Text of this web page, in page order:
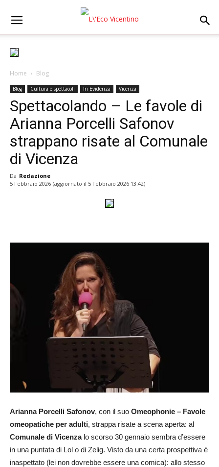
Home Blog
Blog Cultura e spettacoli In Evidenza Vicenza
Spettacolando – Le favole di
Arianna Porcelli Safonov
strappano risate al Comunale
di Vicenza
Da Redazione
5 Febbraio 2026 (aggiornato il 5 Febbraio 2026 13:42)
Arianna Porcelli Safonov, con il suo Omeophonie – Favole
omeopatiche per adulti, strappa risate a scena aperta: al
Comunale di Vicenzalo scorso 30 gennaio sembra d’essere
in una puntata di Lol o di Zelig. Visto da una certa prospettiva è
inaspettato (lei non dovrebbe essere una comica): allo stesso